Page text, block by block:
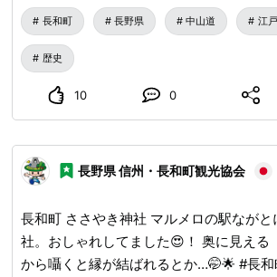
らすため、人馬に無料で粥や焚火、飼葉
いわれます。 #長和町 #長野県 #中山道 #和田宿 #永代人馬
施行所 #ごみ無し地蔵
長和町 長野県 中山道 江
歴史
10 0
長野県 信州・長和町観光協会
長和町 ささやき神社 マルメロの駅なが
社。おしゃれしてました😍！ 奥に見える「耳石」に、両側
から囁くと縁が結ばれるとか…🤭🌟 #長和町 #マルメロの駅